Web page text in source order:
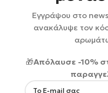
Εγγράψου στο
ανακάλυψε τον
🎁Απόλαυσε -10%